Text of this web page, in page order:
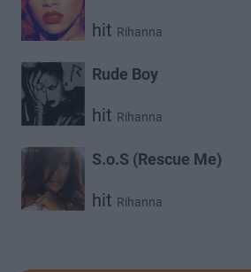
hit Rihanna
Rude Boy
hit Rihanna
S.o.S (Rescue Me)
hit Rihanna